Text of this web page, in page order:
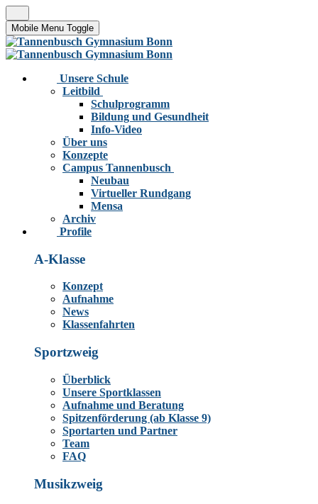
Mobile Menu Toggle
Unsere Schule
Leitbild
Schulprogramm
Bildung und Gesundheit
Info-Video
Über uns
Konzepte
Campus Tannenbusch
Neubau
Virtueller Rundgang
Mensa
Archiv
Profile
A-Klasse
Konzept
Aufnahme
News
Klassenfahrten
Sportzweig
Überblick
Unsere Sportklassen
Aufnahme und Beratung
Spitzenförderung (ab Klasse 9)
Sportarten und Partner
Team
FAQ
Musikzweig